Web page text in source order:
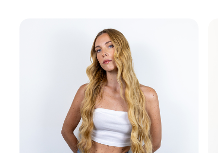
󰓎
󰓎
Carmela
󰃭 6/6/2025
Ho ottenuto esattamente
quello che volevo, con il plus
di restare comodamente a
casa! Impagabile
󰓎󰓎󰓎󰓎 󰓎
Erica
󰃭29/6/2025
Servizio perfetto, sono molto
soddisfatta soprattutto in